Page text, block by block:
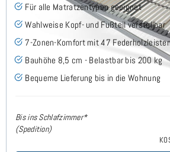
Für alle Matratzentypen geeignet
Wahlweise Kopf- und Fußteil verstellbar
7-Zonen-Komfort mit 47
Bauhöhe 8,5 cm - Belastbar bis 200 kg
Bequeme Lieferung bis in die Wohnung
Bis ins Schlafzimmer*
(Spedition)